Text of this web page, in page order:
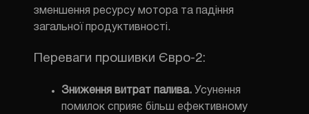
зменшення ресурсу мотора та падіння
загальної продуктивності.
Переваги прошивки Євро-2:
Зниження витрат палива. Усунення
помилок сприяє більш ефективному